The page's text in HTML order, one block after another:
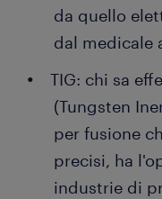
da quello
dal medicale
TIG: chi sa
(Tungsten
per fusione
precisi, ha
industrie di